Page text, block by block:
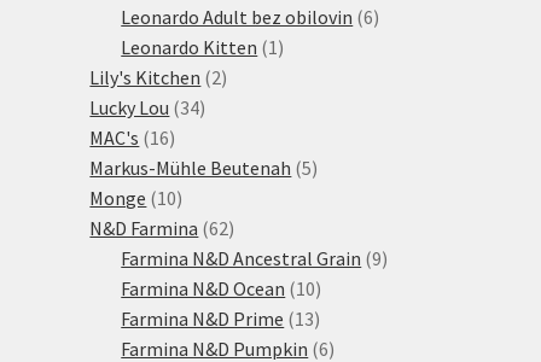
produktů
Leonardo Adult bez obilovin 66
Leonardo Kitten 1 1
Lily's Kitchen 22
Lucky Lou 3434
MAC's 1616
produktů
Markus-Mühle Beutenah 55
Monge 1010
produktů
N&D Farmina 6262
produktů
Farmina N&D Ancestral Grain 99
Farmina N&D Ocean 1010
produktů
Farmina N&D Prime 1313
produktů
Farmina N&D Pumpkin 66